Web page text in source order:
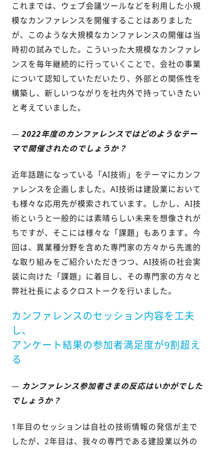
これまでは、ウェブ会議ツールなどを利用した小規
模なカンファレンスを開催することはありました
が、このような大規模なカンファレンスの開催は当
時初の試みでした。こういった大規模なカンファレ
ンスを毎年継続的に行っていくことで、会社の事業
について認知していただいたり、外部との関係性を
構築し、新しいつながりを社内外で持っていきたい
と考えていました。
— 2022年度のカンファレンスではどのようなテー
マで開催されたのでしょうか？
近年話題になっている「AI技術」をテーマにカンフ
ァレンスを企画しました。AI技術は建設業において
も様々な応用先が模索されています。しかし、AI技
術というと一般的には素晴らしい未来を想像されが
ちですが、そこには様々な「課題」もあります。今
回は、異業種分野を含めた専門家の方々から先進的
な取り組みをご紹介いただきつつ、AI技術の社会実
装に向けた「課題」に着目し、その専門家の方々と
弊社社長によるクロストークを行いました。
カンファレンスのセッション内容を工夫
し、
アンケート結果の参加者満足度が9割超え
る
— カンファレンス参加者さまの反応はいかがでした
でしょうか？
1年目のセッションは自社の技術情報の発信が主で
したが、2年目は、我々の専門である建設業以外の